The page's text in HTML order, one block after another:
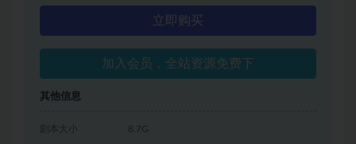
立即购买
加入会员，全站资源免费下
其他信息
剧本大小 8.7G